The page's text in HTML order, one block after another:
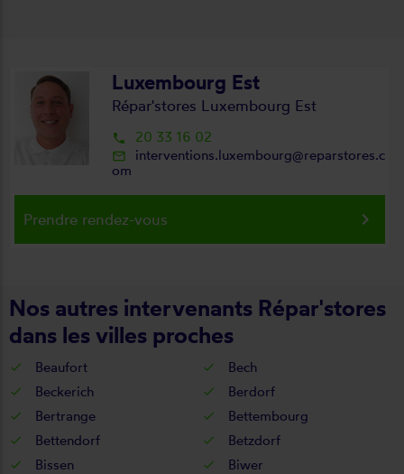
Luxembourg Est
Répar'stores Luxembourg Est
local_phone 20 33 16 02
mail_outline
interventions.luxembourg@reparstores.c
om
Prendre rendez-vous keyboard_arrow_right
Nos autres intervenants Répar'stores
dans les villes proches
Beaufort
Bech
Beckerich
Berdorf
Bertrange
Bettembourg
Bettendorf
Betzdorf
Bissen
Biwer